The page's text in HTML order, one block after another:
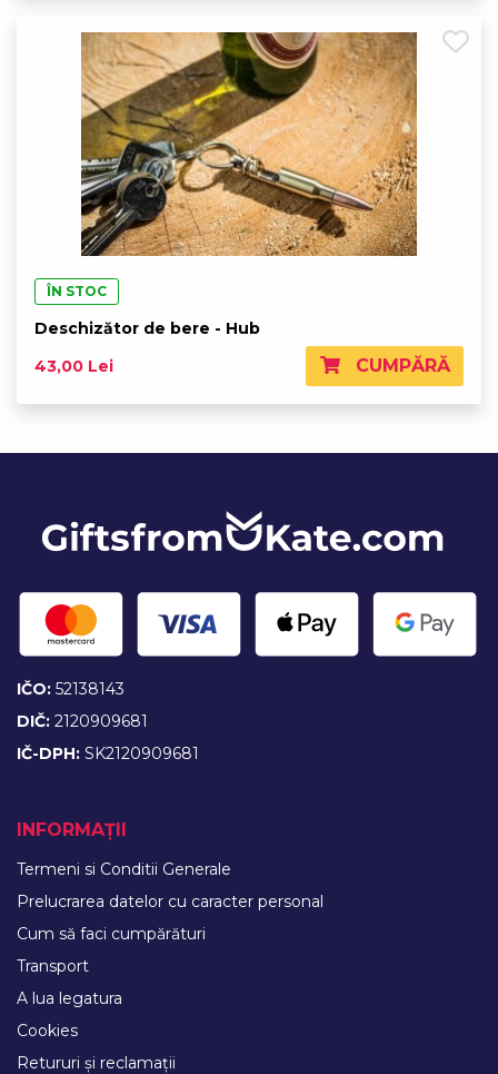
ÎN STOC
Deschizător de bere - Hub
43,00 Lei
CUMPĂRĂ
IČO: 52138143
DIČ: 2120909681
IČ-DPH: SK2120909681
INFORMAȚII
Termeni si Conditii Generale
Prelucrarea datelor cu caracter personal
Cum să faci cumpărături
Transport
A lua legatura
Cookies
Retururi și reclamații